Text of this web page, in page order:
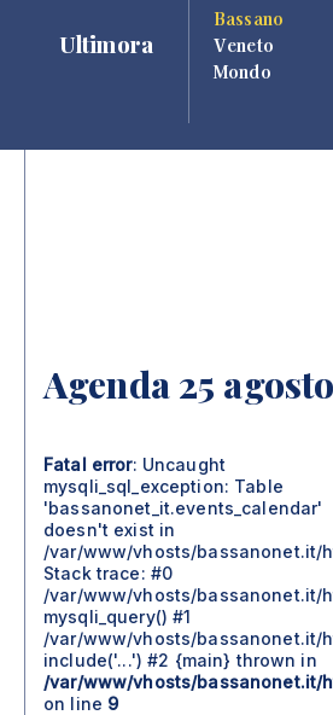
Ultimora
Bassano
Veneto
Mondo
Agenda 25
Fatal error: Uncaught
mysqli_sql_exception: Table
'bassanonet_it.events_calendar'
doesn't exist in
/var/www/vhosts/bassanonet.it/
Stack trace: #0
/var/www/vhosts/bassanonet.it/
mysqli_query() #1
/var/www/vhosts/bassanonet.it/
include('...') #2 {main} thrown in
/var/www/vhosts/bassanonet.it/
on line 9